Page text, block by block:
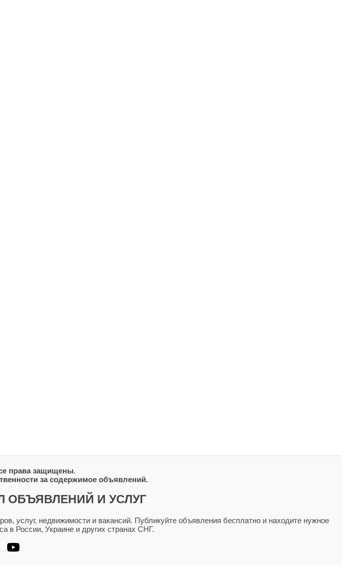
права защищены.
за содержимое объявлений.
ОБЪЯВЛЕНИЙ И УСЛУГ
услуг, недвижимости и вакансий. Публикуйте объявления бесплатно и находите нужное
в России, Украине и других странах СНГ.